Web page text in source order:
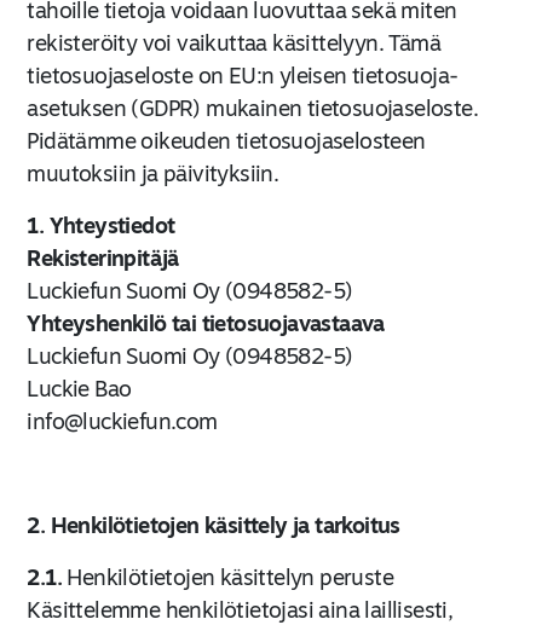
tahoille tietoja voidaan luovuttaa sekä miten
rekisteröity voi vaikuttaa käsittelyyn. Tämä
tietosuojaseloste on EU:n yleisen tietosuoja-
asetuksen (GDPR) mukainen tietosuojaseloste.
Pidätämme oikeuden tietosuojaselosteen
muutoksiin ja päivityksiin.
1. Yhteystiedot
Rekisterinpitäjä
Luckiefun Suomi Oy (0948582-5)
Yhteyshenkilö tai tietosuojavastaava
Luckiefun Suomi Oy (0948582-5)
Luckie Bao
info@luckiefun.com
2. Henkilötietojen käsittely ja tarkoitus
2.1. Henkilötietojen käsittelyn peruste
Käsittelemme henkilötietojasi aina laillisesti,